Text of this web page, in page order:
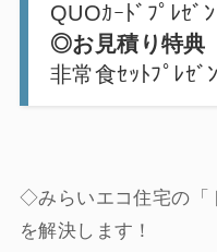
QUOｶｰﾄﾞﾌ
◎お見積り特典
非常食ｾｯﾄﾌﾟﾚ
◇みらいエコ住宅の「
を解決します！